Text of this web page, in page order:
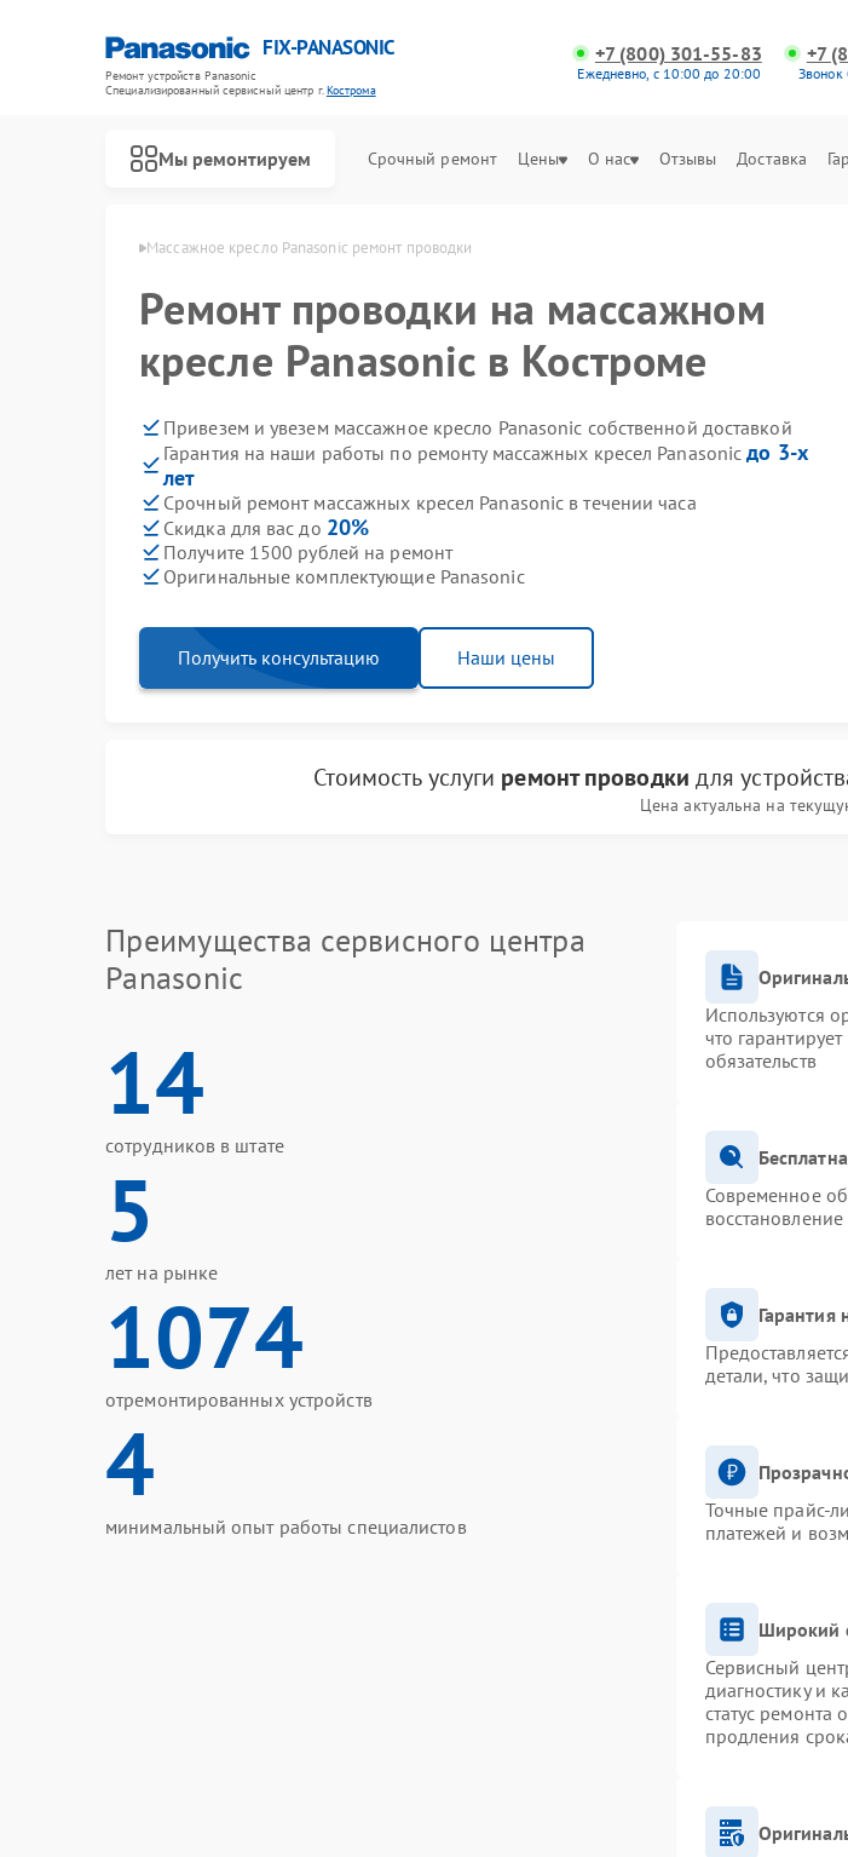
FIX-PANASONIC
Ремонт устройств Panasonic
Специализированный cервисный центр г.Кострома
+7 (800) 301-55-83
Ежедневно, с 10:00 до 20:00
+7
Звонок
Мы ремонтируем Срочный ремонт Цены О нас Отзывы Доставка
в Костроме Массажное кресло Panasonic ремонт проводки
Ремонт проводки на массажном
кресле Panasonic в Костроме
Привезем и увезем массажное кресло Panasonic собственной доставкой
Гарантия на наши работы по ремонту массажных кресел Panasonicдо 3-х
лет
Срочный ремонт массажных кресел Panasonic в течении часа
Скидка для вас до 20%
Получите 1500 рублей на ремонт
Оригинальные комплектующие Panasonic
Получить консультацию Наши цены
Стоимость услуги ремонт проводки для
Цена актуальна на
Преимущества сервисного центра
Panasonic
14
сотрудников в штате
5
лет на рынке
1074
отремонтированных устройств
4
минимальный опыт работы специалистов
Используются
что
обязательств
Современное
Гарантия
детали, что
Точные прайс-
платежей и
Широкий
Сервисный
диагностику и
статус ремонта
продления